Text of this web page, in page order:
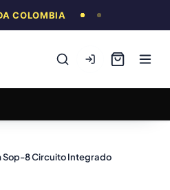
COLOMBIA
Sop-8 Circuito Integrado